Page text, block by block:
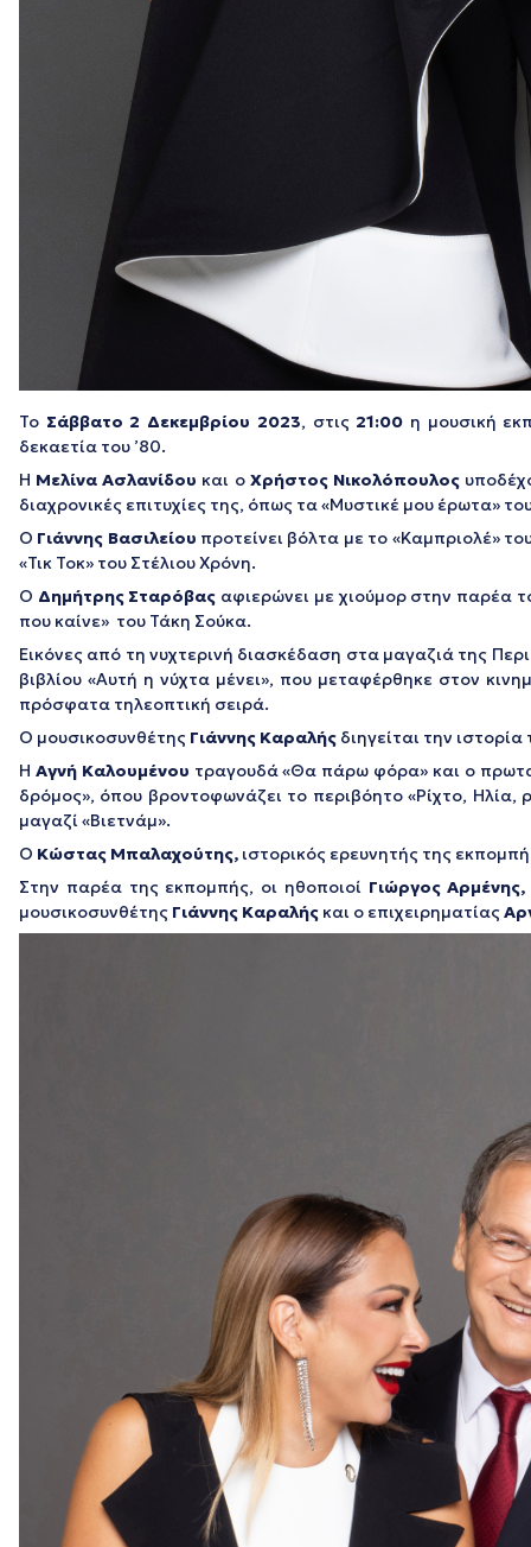
Το Σάββατο 2 Δεκεμβρίου 2023, στις 21:00 η μουσική
δεκαετία του ’80.
Η Μελίνα Ασλανίδου και ο Χρήστος Νικολόπουλος
διαχρονικές επιτυχίες της, όπως τα «Μυστικέ μου έρωτα»
Ο Γιάννης Βασιλείου προτείνει βόλτα με το «Καμπριολέ»
«Τικ Τοκ» του Στέλιου Χρόνη.
Ο Δημήτρης Σταρόβας αφιερώνει με χιούμορ στην παρέα
που καίνε» του Τάκη Σούκα.
Εικόνες από τη νυχτερινή διασκέδαση στα μαγαζιά της
βιβλίου «Αυτή η νύχτα μένει», που μεταφέρθηκε στον
πρόσφατα τηλεοπτική σειρά.
Ο μουσικοσυνθέτης Γιάννης Καραλής διηγείται την
Η Αγνή Καλουμένου τραγουδά «Θα πάρω φόρα» και ο
δρόμος», όπου βροντοφωνάζει το περιβόητο «Ρίχτο, Ηλία,
μαγαζί «Βιετνάμ».
Ο Κώστας Μπαλαχούτης, ιστορικός ερευνητής της
Στην παρέα της εκπομπής, οι ηθοποιοί Γιώργος
μουσικοσυνθέτης Γιάννης Καραλής και ο επιχειρηματίας